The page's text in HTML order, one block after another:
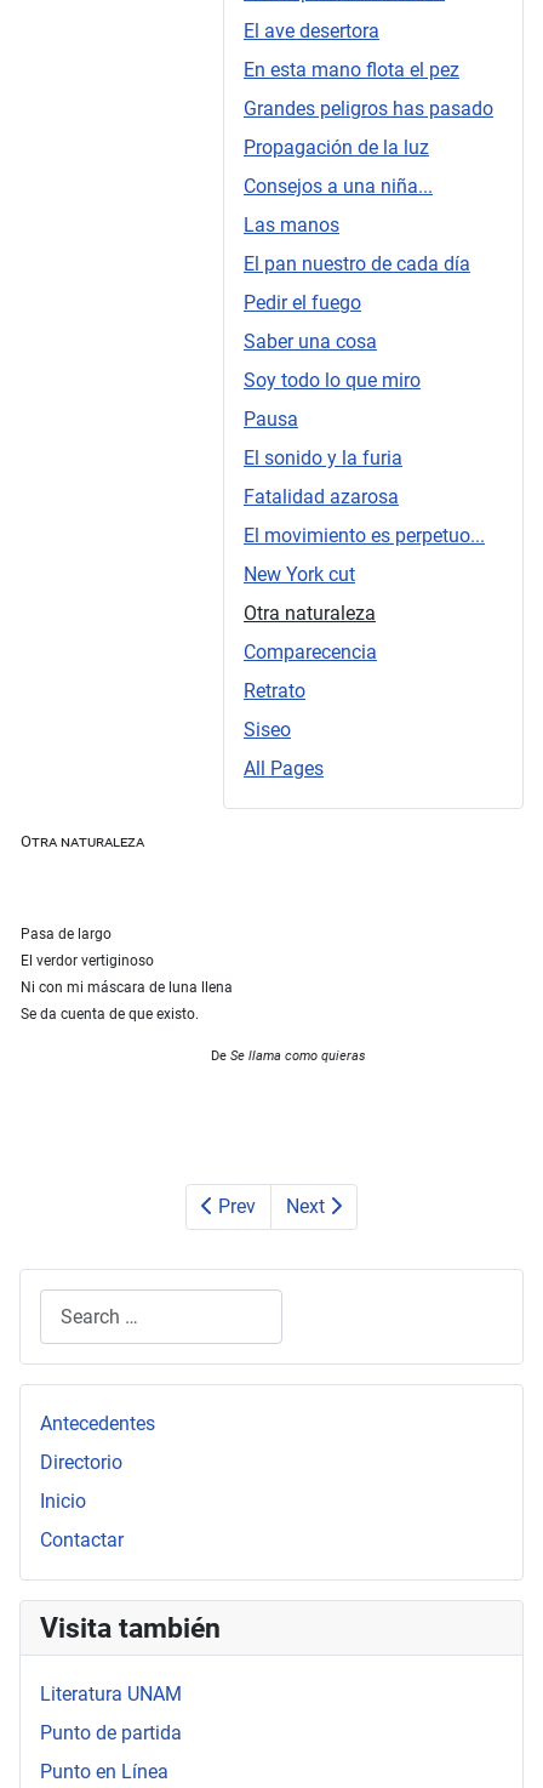
El ave desertora
En esta mano flota el pez
Grandes peligros has pasado
Propagación de la luz
Consejos a una niña...
Las manos
El pan nuestro de cada día
Pedir el fuego
Saber una cosa
Soy todo lo que miro
Pausa
El sonido y la furia
Fatalidad azarosa
El movimiento es perpetuo...
New York cut
Otra naturaleza
Comparecencia
Retrato
Siseo
All Pages
Otra naturaleza
Pasa de largo
El verdor vertiginoso
Ni con mi máscara de luna llena
Se da cuenta de que existo.
De Se llama como quieras
Prev Next
Antecedentes
Directorio
Inicio
Contactar
Visita también
Literatura UNAM
Punto de partida
Punto en Línea